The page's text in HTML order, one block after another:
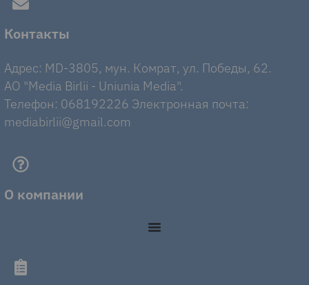
Контакты
Адрес: MD-3805, мун. Комрат, ул. Победы, 62.
AO "Media Birlii - Uniunia Media".
Телефон: 068192226 Электронная почта:
mediabirlii@gmail.com
О компании